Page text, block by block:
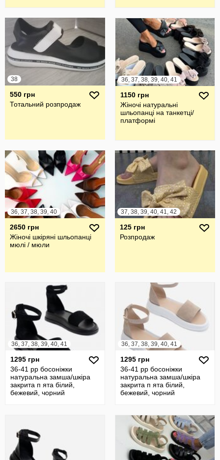
38
550 грн
Тотальний розпродаж
36, 37, 38, 39, 40, 41
1150 грн
Жіночі натуральні
шльопанці на танкетці/
платформі
36, 37, 38, 39, 40
2650 грн
Жіночі шкіряні шльопанці
мюлі / мюли
37, 38, 39, 40, 41, 42
125 грн
Розпродаж
36, 37, 38, 39, 40, 41
1295 грн
36-41 рр босоніжки
натуральна замша/шкіра
закрита п ята білий,
бежевий, чорний
36, 37, 38, 39, 40, 41
1295 грн
36-41 рр босоніжки
натуральна замша/шкіра
закрита п ята білий,
бежевий, чорний